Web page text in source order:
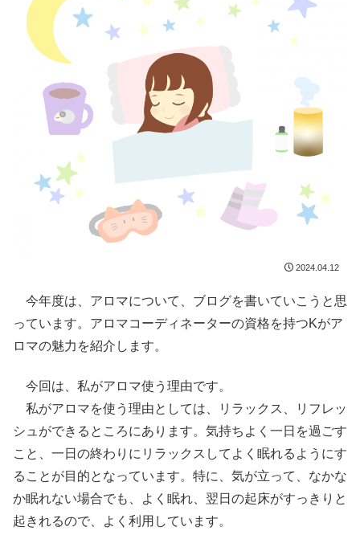
2024.04.12
今年度は、アロマについて、ブログを書いていこうと思
っています。アロマコーディネーターの資格を持つKがア
ロマの魅力を紹介します。
今回は、私がアロマ使う理由です。
私がアロマを使う理由としては、リラックス、リフレッ
シュができるところにあります。気持ちよく一日を過ごす
こと、一日の終わりにリラックスしてよく眠れるようにす
ることが目的となっています。特に、気が立って、なかな
か眠れない場合でも、よく眠れ、翌日の起床がすっきりと
起きれるので、よく利用しています。